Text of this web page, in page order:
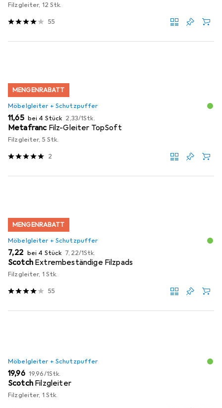
Filzgleiter, 12 Stk.
55
MENGENRABATT
Möbelgleiter + Schutzpuffer
EUR
11,65 bei 4 Stück EUR
2,33/1Stk.
Metafranc Filz-Gleiter TopSoft
Filzgleiter, 5 Stk.
2
MENGENRABATT
Möbelgleiter + Schutzpuffer
EUR
7,22 bei 4 Stück EUR
7,22/1Stk.
Scotch Extrembeständige Filzpads
Filzgleiter, 1 Stk.
55
Möbelgleiter + Schutzpuffer
EUR
19,96 EUR
19,96/1Stk.
Scotch Filzgleiter
Filzgleiter, 1 Stk.